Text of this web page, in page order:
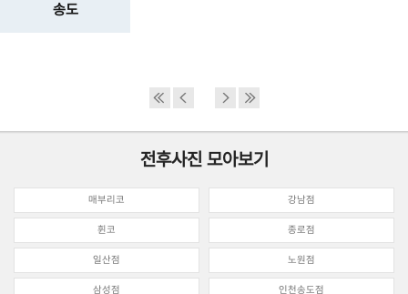
송도
전후사진 모아보기
매부리코 강남점
휜코 종로점
일산점 노원점
삼성점 인천송도점